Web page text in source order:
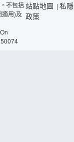
不包括
用)及
站點地圖 | 私隱
政策